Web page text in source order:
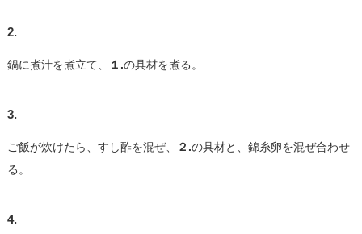
2.
鍋に煮汁を煮立て、 １.の具材を煮る。
3.
ご飯が炊けたら、すし酢を混ぜ、 ２.の具材と、錦糸卵を混ぜ合わせ
る。
4.